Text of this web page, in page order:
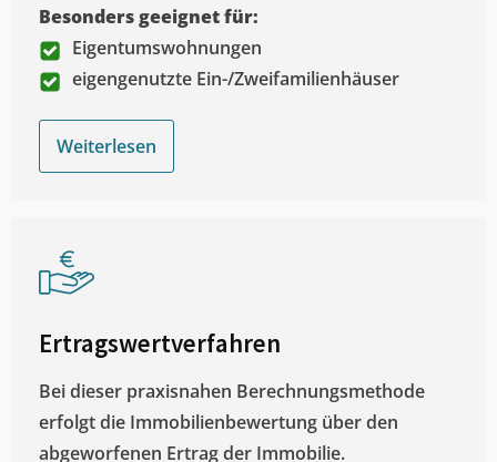
Besonders geeignet für:
Eigentumswohnungen
eigengenutzte Ein-/Zweifamilienhäuser
Weiterlesen
Ertragswertverfahren
Bei dieser praxisnahen Berechnungsmethode
erfolgt die Immobilienbewertung über den
abgeworfenen Ertrag der Immobilie.